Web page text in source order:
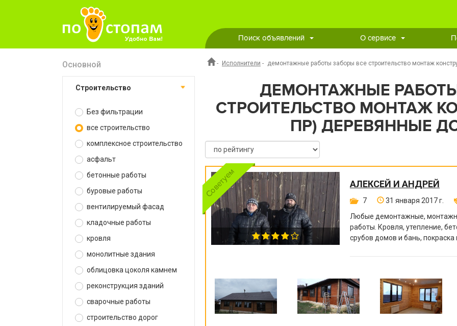
Поиск объявлений О сервисе
Основной
строительство
Без фильтрации
все строительство
комплексное строительство
асфальт
бетонные работы
буровые работы
вентилируемый фасад
кладочные работы
кровля
монолитные здания
облицовка цоколя камнем
реконструкция зданий
сварочные работы
строительство дорог
- Исполнители - демонтажные работы заборы все строительство монтаж
ДЕМОНТАЖНЫЕ
СТРОИТЕЛЬСТВО МОНТАЖ
ПР) ДЕРЕВЯННЫЕ
АЛЕКСЕЙ И АНДРЕЙ
7 31 января 2017 г.
Любые демонтажные,
работы. Кровля, утепление,
срубов домов и бань,